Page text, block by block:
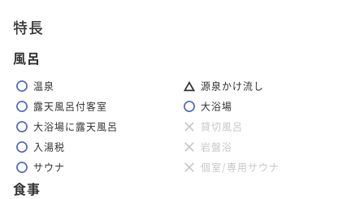
特長
風呂
温泉
源泉かけ流し
露天風呂付客室
大浴場
大浴場に露天風呂
貸切風呂
入湯税
岩盤浴
サウナ
個室/専用サウナ
食事